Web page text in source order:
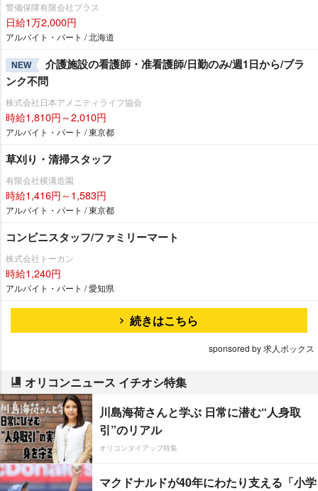
警備保障有限会社プラス
日給1万2,000円
アルバイト・パート / 北海道
NEW
介護施設の看護師・准看護師/日勤のみ/週1日から/ブラ
ンク不問
株式会社日本アメニティライフ協会
時給1,810円～2,010円
アルバイト・パート / 東京都
草刈り・清掃スタッフ
有限会社横溝造園
時給1,416円～1,583円
アルバイト・パート / 東京都
コンビニスタッフ/ファミリーマート
株式会社トーカン
時給1,240円
アルバイト・パート / 愛知県
続きはこちら
sponsored by 求人ボックス
オリコンニュース イチオシ特集
川島海荷さんと学ぶ 日常に潜む“人身取
引”のリアル
オリコンタイアップ特集
マクドナルドが40年にわたり支える「小学